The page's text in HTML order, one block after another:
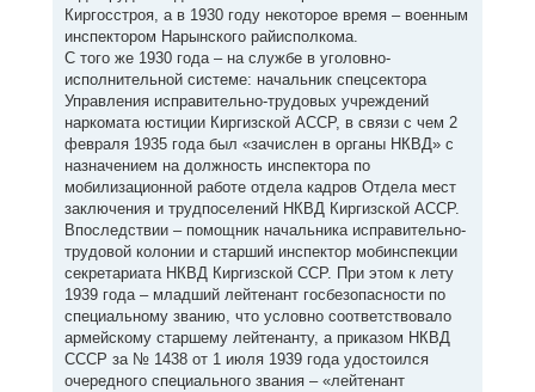
Киргосстроя, а в 1930 году некоторое время – военным
инспектором Нарынского райисполкома.
С того же 1930 года – на службе в уголовно-
исполнительной системе: начальник спецсектора
Управления исправительно-трудовых учреждений
наркомата юстиции Киргизской АССР, в связи с чем 2
февраля 1935 года был «зачислен в органы НКВД» с
назначением на должность инспектора по
мобилизационной работе отдела кадров Отдела мест
заключения и трудпоселений НКВД Киргизской АССР.
Впоследствии – помощник начальника исправительно-
трудовой колонии и старший инспектор мобинспекции
секретариата НКВД Киргизской ССР. При этом к лету
1939 года – младший лейтенант госбезопасности по
специальному званию, что условно соответствовало
армейскому старшему лейтенанту, а приказом НКВД
СССР за № 1438 от 1 июля 1939 года удостоился
очередного специального звания – «лейтенант